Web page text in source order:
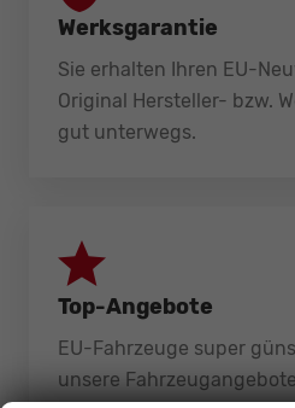
Werksgarantie
Sie erhalten Ihren EU-
Original Hersteller- bzw.
gut unterwegs.
Top-Angebote
EU-Fahrzeuge super
unsere